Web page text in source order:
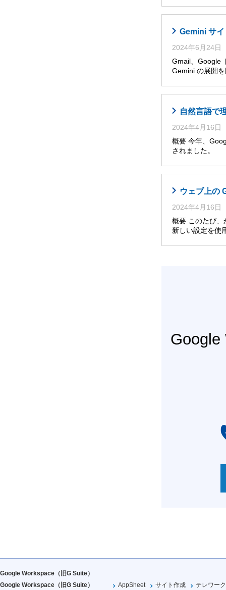
Gemini サ
2024年6月24日
Gmail、Google
Gemini の展開
自然言語で
2024年4月16日
概要 今年、
されました。
ウェブ上の
2024年4月16日
概要 このたび、
新しい設定を使
Google
Google Workspace（旧G Suite）
Google Workspace（旧G Suite）
AppSheet サイト作成
テレワーク